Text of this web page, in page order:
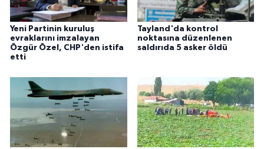
Yeni Partinin kuruluş
evraklarını imzalayan
Özgür Özel, CHP'den istifa
etti
Tayland'da kontrol
noktasına düzenlenen
saldırıda 5 asker öldü